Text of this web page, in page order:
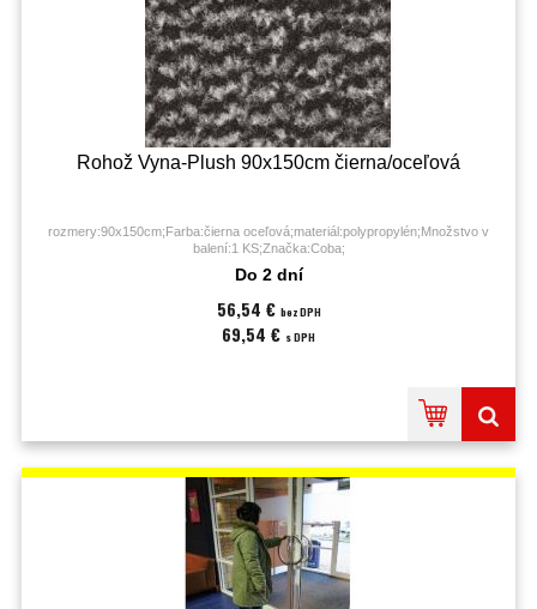
Rohož Vyna-Plush 90x150cm čierna/oceľová
rozmery:90x150cm;Farba:čierna oceľová;materiál:polypropylén;Množstvo v
balení:1 KS;Značka:Coba;
Do 2 dní
56,54 € bez DPH
69,54 € s DPH